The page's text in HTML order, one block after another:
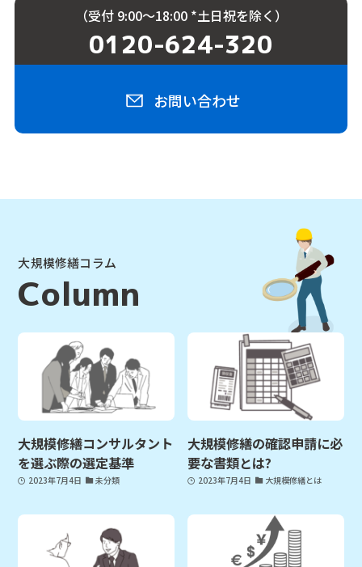
（受付 9:00〜18:00 *土日祝を除く）
0120-624-320
お問い合わせ
大規模修繕コラム
Column
大規模修繕コンサルタント
を選ぶ際の選定基準
2023年7月4日 未分類
大規模修繕の確認申請に必
要な書類とは?
2023年7月4日 大規模修繕とは